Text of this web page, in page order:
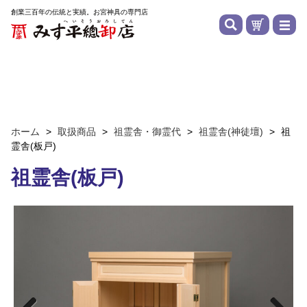
創業三百年の伝統と実績。お宮神具の専門店
ホーム > 取扱商品 > 祖霊舎・御霊代 > 祖霊舎(神徒壇) > 祖
霊舎(板戸)
祖霊舎(板戸)